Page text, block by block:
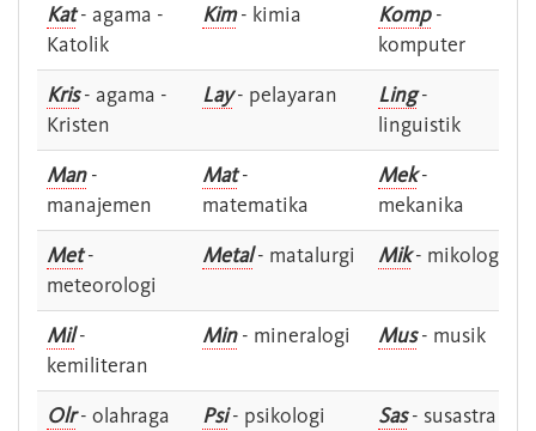
Kat- agama -
Katolik
Kim- kimia Komp-
komputer
Kris- agama -
Kristen
Lay- pelayaran Ling-
linguistik
Man-
manajemen
Mat-
matematika
Mek-
mekanika
Met-
meteorologi
Metal- matalurgi Mik- mikologi
Mil-
kemiliteran
Min- mineralogi Mus- musik
Olr- olahraga Psi- psikologi Sas- susastra -